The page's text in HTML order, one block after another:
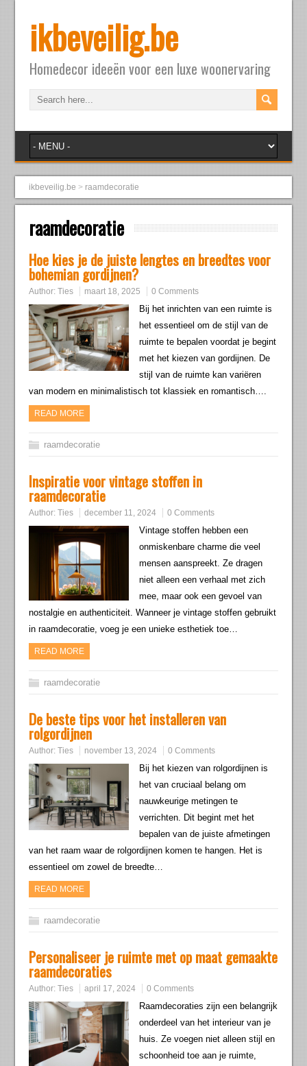
ikbeveilig.be
Homedecor ideeën voor een luxe woonervaring
ikbeveilig.be > raamdecoratie
raamdecoratie
Hoe kies je de juiste lengtes en breedtes voor
bohemian gordijnen?
Author:Ties maart 18, 2025 0 Comments
Bij het inrichten van een ruimte is
het essentieel om de stijl van de
ruimte te bepalen voordat je begint
met het kiezen van gordijnen. De
stijl van de ruimte kan variëren
van modern en minimalistisch tot klassiek en romantisch….
READ MORE
raamdecoratie
Inspiratie voor vintage stoffen in
raamdecoratie
Author:Ties december 11, 2024 0 Comments
Vintage stoffen hebben een
onmiskenbare charme die veel
mensen aanspreekt. Ze dragen
niet alleen een verhaal met zich
mee, maar ook een gevoel van
nostalgie en authenticiteit. Wanneer je vintage stoffen gebruikt
in raamdecoratie, voeg je een unieke esthetiek toe…
READ MORE
raamdecoratie
De beste tips voor het installeren van
rolgordijnen
Author:Ties november 13, 2024 0 Comments
Bij het kiezen van rolgordijnen is
het van cruciaal belang om
nauwkeurige metingen te
verrichten. Dit begint met het
bepalen van de juiste afmetingen
van het raam waar de rolgordijnen komen te hangen. Het is
essentieel om zowel de breedte…
READ MORE
raamdecoratie
Personaliseer je ruimte met op maat gemaakte
raamdecoraties
Author:Ties april 17, 2024 0 Comments
Raamdecoraties zijn een belangrijk
onderdeel van het interieur van je
huis. Ze voegen niet alleen stijl en
schoonheid toe aan je ruimte,